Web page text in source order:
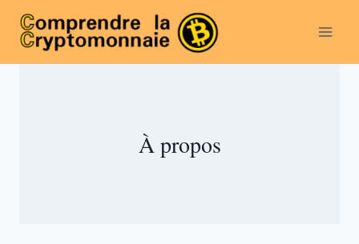
Aller
contenu
À propos